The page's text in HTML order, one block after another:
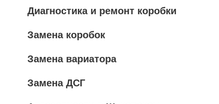
Диагностика и ремонт коробки
Замена коробок
Замена вариатора
Замена ДСГ